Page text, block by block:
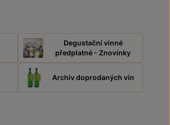
Degustační vinné
předplatné - Znovínky
Archiv doprodaných vín